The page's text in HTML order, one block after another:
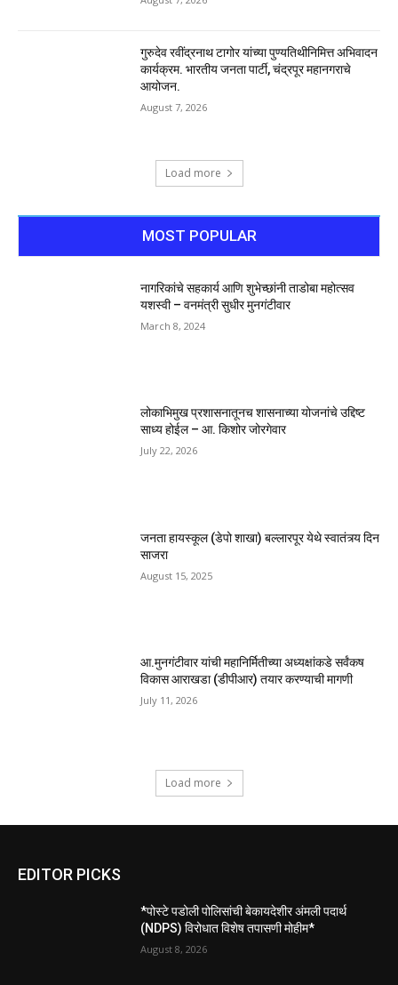
गुरुदेव रवींद्रनाथ टागोर यांच्या पुण्यतिथीनिमित्त अभिवादन
कार्यक्रम. भारतीय जनता पार्टी, चंद्रपूर महानगराचे
आयोजन.
August 7, 2026
Load more
MOST POPULAR
नागरिकांचे सहकार्य आणि शुभेच्छांनी ताडोबा महोत्सव
यशस्वी – वनमंत्री सुधीर मुनगंटीवार
March 8, 2024
लोकाभिमुख प्रशासनातूनच शासनाच्या योजनांचे उद्दिष्ट
साध्य होईल – आ. किशोर जोरगेवार
July 22, 2026
जनता हायस्कूल (डेपो शाखा) बल्लारपूर येथे स्वातंत्र्य दिन
साजरा
August 15, 2025
आ.मुनगंटीवार यांची महानिर्मितीच्या अध्यक्षांकडे सर्वंकष
विकास आराखडा (डीपीआर) तयार करण्याची मागणी
July 11, 2026
Load more
EDITOR PICKS
*पोस्टे पडोली पोलिसांची बेकायदेशीर अंमली पदार्थ
(NDPS) विरोधात विशेष तपासणी मोहीम*
August 8, 2026